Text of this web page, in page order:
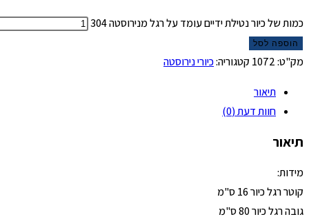
כמות של כיור נטילת ידיים עומד על רגל מנירוסטה 304
הוספה לסל
מק"ט:1072קטגוריה:כיורי נירוסטה
תיאור
חוות דעת (0)
תיאור
מידות:
קוטר רגל כיור 16 ס"מ
גובה רגל כיור 80 ס"מ